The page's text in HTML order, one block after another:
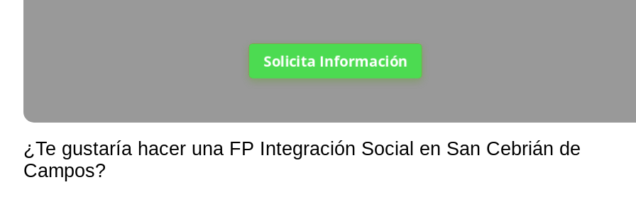
Solicita Información
¿Te gustaría hacer una FP Integración Social en San Cebrián de
Campos?